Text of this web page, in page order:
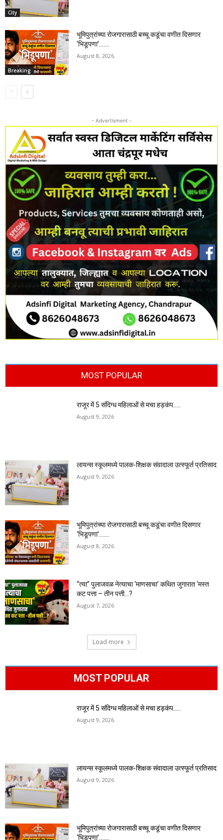
City
Breaking
भूमिपुत्रांच्या रोजगारासाठी बच्चू कडूंचा वणीत दिसणार
‘भिडूपणा’…….
August 8, 2026
- Advertisment -
MOST POPULAR
राजूर में 5 संदिग्ध महिलाओं से मचा हड़कंप…..
August 9, 2026
लायन्स स्कूलमध्ये पालक-शिक्षक संवादाला उत्स्फूर्त प्रतिसाद
August 9, 2026
भूमिपुत्रांच्या रोजगारासाठी बच्चू कडूंचा वणीत दिसणार
‘भिडूपणा’…….
August 8, 2026
“त्या” पुलाजवळ नेत्याचा ‘माणसाचा’ कथित जुगारात ‘मस्त
कट पत्ता – तीन पत्ती…?
August 7, 2026
Load more
MOST POPULAR
राजूर में 5 संदिग्ध महिलाओं से मचा हड़कंप…..
August 9, 2026
लायन्स स्कूलमध्ये पालक-शिक्षक संवादाला उत्स्फूर्त प्रतिसाद
August 9, 2026
भूमिपुत्रांच्या रोजगारासाठी बच्चू कडूंचा वणीत दिसणार
‘भिडूपणा’…….